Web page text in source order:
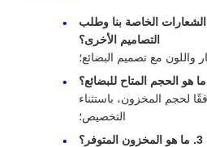
الخاصة بنا وطلب
التصاميم الأخرى؟
مع تصميم البضائع؛
لحجم المخزون، باستثناء
التخصيص؛
3. ما هو المخزون المتوفر؟